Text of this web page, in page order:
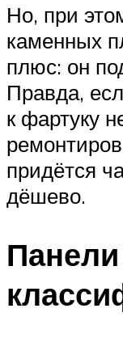
Но, при
каменных
плюс: он
Правда,
к фартуку
придётся
дёшево.